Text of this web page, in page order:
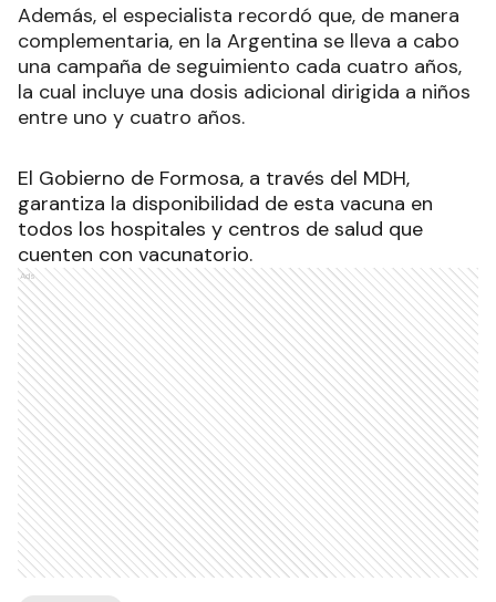
Además, el especialista recordó que, de manera
complementaria, en la Argentina se lleva a cabo
una campaña de seguimiento cada cuatro años,
la cual incluye una dosis adicional dirigida a niños
entre uno y cuatro años.
El Gobierno de Formosa, a través del MDH,
garantiza la disponibilidad de esta vacuna en
todos los hospitales y centros de salud que
cuenten con vacunatorio.
Ads